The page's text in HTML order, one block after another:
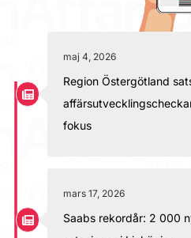
maj 4, 2026
Region Östergötland
fokus
mars 17, 2026
Saabs rekordår: 2 000